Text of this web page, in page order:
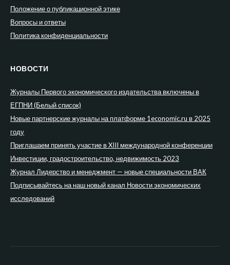
Положение о публикационной этике
Вопросы и ответы
Политика конфиденциальности
НОВОСТИ
Журналы Первого экономического издательства включены в
ЕГПНИ (Белый список)
Новые партнерские журналы на платформе 1economic.ru в 2025
году
Приглашаем принять участие в XIII международной конференции
Инвестиции, градостроительство, недвижимость 2023
Журнал Лидерство и менеджмент — новые специальности ВАК
Подписывайтесь на наш новый канал Новости экономических
исследований